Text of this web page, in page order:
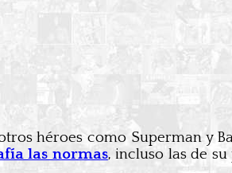
héroes como Superman y
las normas, incluso las de su